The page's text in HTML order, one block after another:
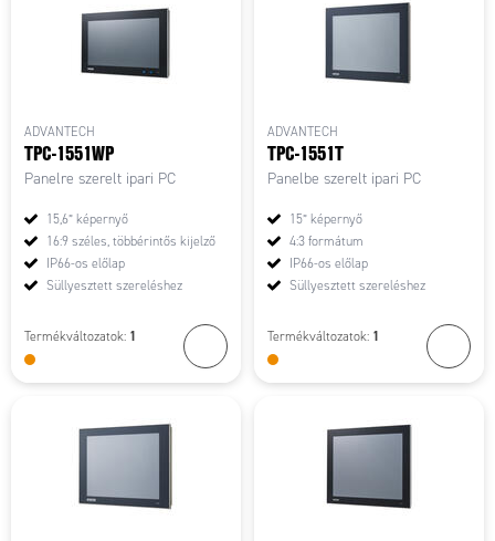
ADVANTECH
TPC-1551WP
Panelre szerelt ipari PC
15,6” képernyő
16:9 széles, többérintős kijelző
IP66-os előlap
Süllyesztett szereléshez
Termékváltozatok: 1
ADVANTECH
TPC-1551T
Panelbe szerelt ipari PC
15” képernyő
4:3 formátum
IP66-os előlap
Süllyesztett szereléshez
Termékváltozatok: 1